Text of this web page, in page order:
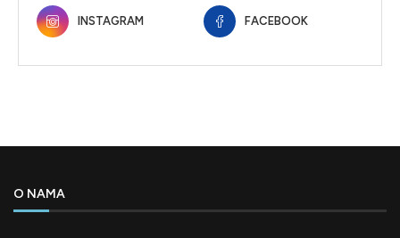
INSTAGRAM FACEBOOK
O NAMA